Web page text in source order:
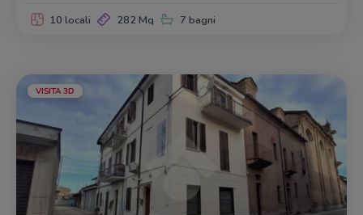
10 locali 282 Mq 7 bagni
VISITA 3D